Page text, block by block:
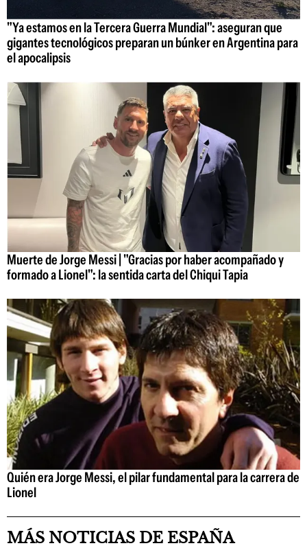
"Ya estamos en la Tercera Guerra Mundial": aseguran que
gigantes tecnológicos preparan un búnker en Argentina para
el apocalipsis
Muerte de Jorge Messi | "Gracias por haber acompañado y
formado a Lionel": la sentida carta del Chiqui Tapia
Quién era Jorge Messi, el pilar fundamental para la carrera de
Lionel
MÁS NOTICIAS DE ESPAÑA